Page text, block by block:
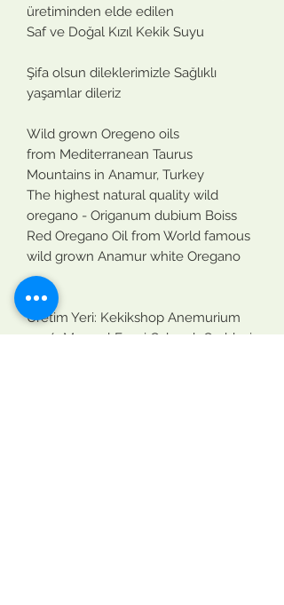
üretiminden elde edilen
Saf ve Doğal Kızıl Kekik Suyu
Şifa olsun dileklerimizle Sağlıklı
yaşamlar dileriz
Wild grown Oregeno oils
from Mediterranean Taurus
Mountains in Anamur, Turkey
The highest natural quality wild
oregano - Origanum dubium Boiss
Red Oregano Oil from World famous
wild grown Anamur white Oregano
Üretim Yeri: Kekikshop Anemurium
172/1 Mareşal Fevzi Çakmak Caddesi